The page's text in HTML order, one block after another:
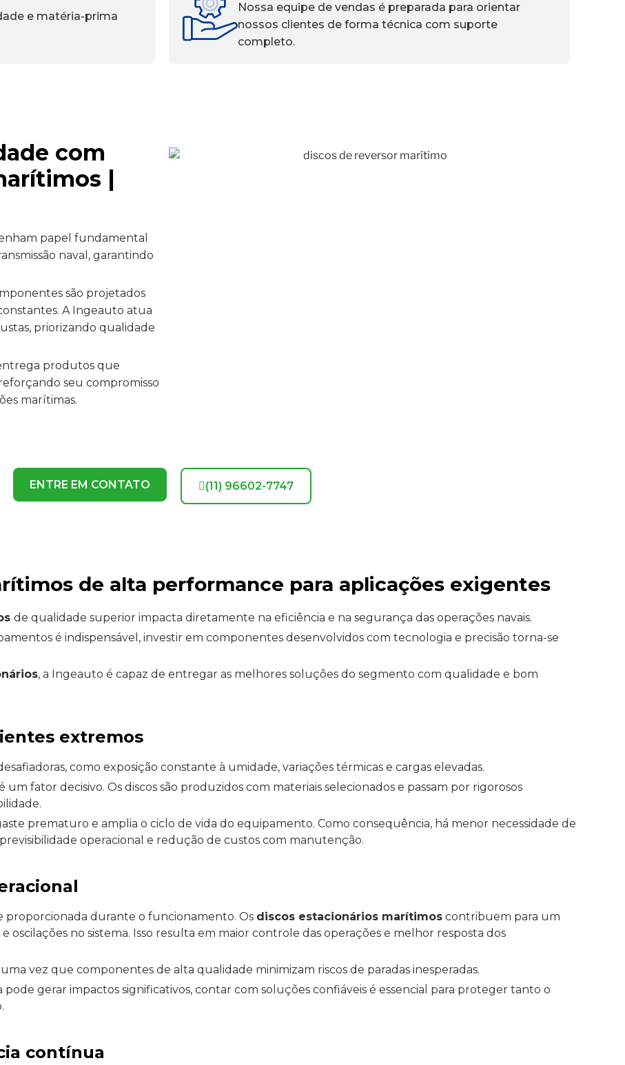
e matéria-prima
Nossa equipe de vendas é preparada para orientar
nossos clientes de forma técnica com suporte
completo.
com
|
papel fundamental
naval, garantindo
são projetados
A Ingeauto atua
priorizando qualidade
produtos que
seu compromisso
marítimas.
ENTRE EM CONTATO (11) 96602-7747
de alta performance para aplicações exigentes
de qualidade superior impacta diretamente na eficiência e na segurança das operações navais.
é indispensável, investir em componentes desenvolvidos com tecnologia e precisão torna-se
, a Ingeauto é capaz de entregar as melhores soluções do segmento com qualidade e bom
extremos
como exposição constante à umidade, variações térmicas e cargas elevadas.
um fator decisivo. Os discos são produzidos com materiais selecionados e passam por rigorosos
prematuro e amplia o ciclo de vida do equipamento. Como consequência, há menor necessidade de
operacional e redução de custos com manutenção.
durante o funcionamento. Os discos estacionários marítimos contribuem para um
no sistema. Isso resulta em maior controle das operações e melhor resposta dos
vez que componentes de alta qualidade minimizam riscos de paradas inesperadas.
gerar impactos significativos, contar com soluções confiáveis é essencial para proteger tanto o
contínua